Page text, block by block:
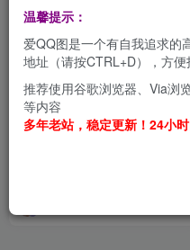
温馨提示：
爱QQ图是一个有自我追求的
地址（请按CTRL+D），方便
推荐使用谷歌浏览器、Via浏
等内容
多年老站，稳定更新！24小时